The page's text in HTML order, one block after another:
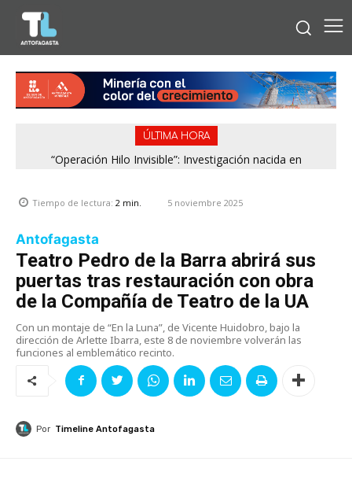
ÚLTIMA HORA
“Operación Hilo Invisible”: Investigación nacida en
Tiempo de lectura: 2 min. 5 noviembre 2025
Antofagasta
Teatro Pedro de la Barra abrirá sus
puertas tras restauración con obra
de la Compañía de Teatro de la UA
Con un montaje de “En la Luna”, de Vicente Huidobro, bajo la
dirección de Arlette Ibarra, este 8 de noviembre volverán las
funciones al emblemático recinto.
Por Timeline Antofagasta